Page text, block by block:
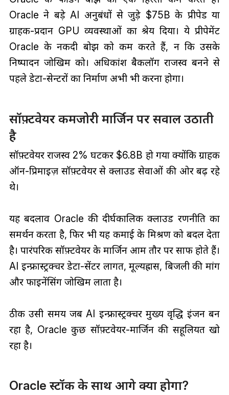
Oracle ने बड़े AI अनुबंधों से जुड़े $75B के प्रीपेड या
ग्राहक-प्रदान GPU व्यवस्थाओं का श्रेय दिया। ये प्रीपेमेंट
Oracle के नकदी बोझ को कम करते हैं, न कि उसके
निष्पादन जोखिम को। अधिकांश बैकलॉग राजस्व बनने से
पहले डेटा-सेन्टरों का निर्माण अभी भी करना होगा।
सॉफ़्टवेयर कमजोरी मार्जिन पर सवाल उठाती
है
सॉफ़्टवेयर राजस्व 2% घटकर $6.8B हो गया क्योंकि ग्राहक
ऑन-प्रिमाइज़ सॉफ़्टवेयर से क्लाउड सेवाओं की ओर बढ़ रहे
थे।
यह बदलाव Oracle की दीर्घकालिक क्लाउड रणनीति का
समर्थन करता है, फिर भी यह कमाई के मिश्रण को बदल देता
है। पारंपरिक सॉफ़्टवेयर के मार्जिन आम तौर पर साफ होते हैं।
AI इन्फ्रास्ट्रक्चर डेटा-सेंटर लागत, मूल्यह्रास, बिजली की मांग
और फाइनेंसिंग जोखिम लाता है।
ठीक उसी समय जब AI इन्फ्रास्ट्रक्चर मुख्य वृद्धि इंजन बन
रहा है, Oracle कुछ सॉफ़्टवेयर-मार्जिन की सहूलियत खो
रहा है।
Oracle स्टॉक के साथ आगे क्या होगा?